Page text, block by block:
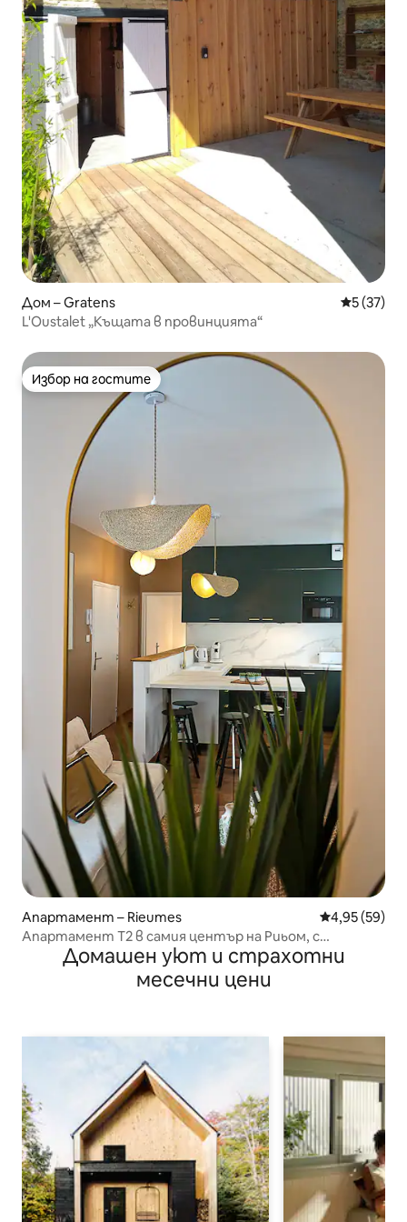
Дом – Gratens Средна
5 (37)
L'Oustalet „Къщата в провинцията“
Избор на гостите
Избор на гостите
Апартамент – Rieumes Средна
4,95 (59)
Апартамент T2 в самия център на Риьом, с
климатикДомашен уют и страхотни
месечни цени